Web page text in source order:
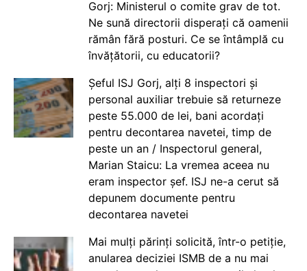
Gorj: Ministerul o comite grav de tot.
Ne sună directorii disperați că oamenii
rămân fără posturi. Ce se întâmplă cu
învățătorii, cu educatorii?
Șeful ISJ Gorj, alți 8 inspectori și
personal auxiliar trebuie să returneze
peste 55.000 de lei, bani acordați
pentru decontarea navetei, timp de
peste un an / Inspectorul general,
Marian Staicu: La vremea aceea nu
eram inspector șef. ISJ ne-a cerut să
depunem documente pentru
decontarea navetei
Mai mulți părinți solicită, într-o petiție,
anularea deciziei ISMB de a nu mai